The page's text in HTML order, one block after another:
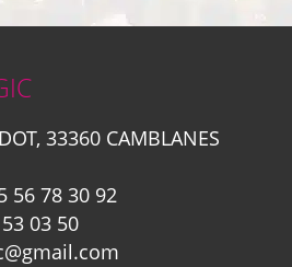
33360 CAMBLANES
56 78 30 92
03 50